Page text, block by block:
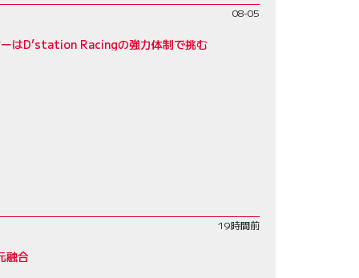
08-05
はD’station Racingの強力体制で挑む
19時間前
融合